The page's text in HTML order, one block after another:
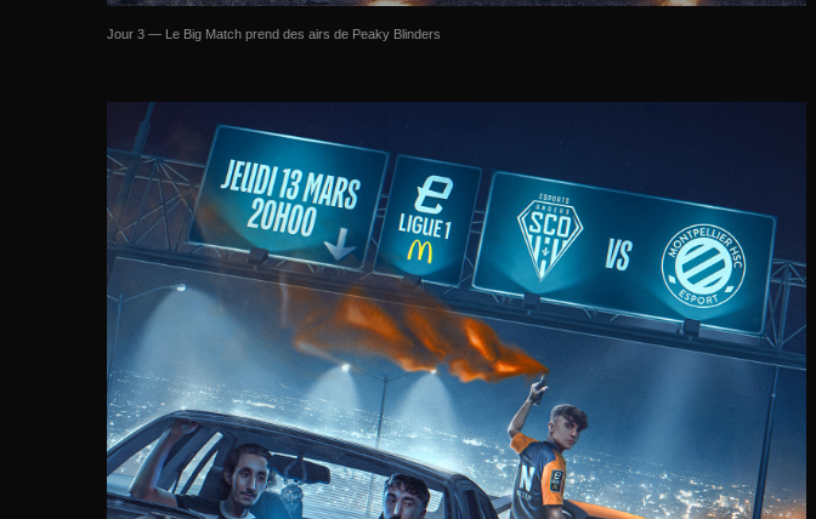
Jour 3 — Le Big Match prend des airs de Peaky Blinders